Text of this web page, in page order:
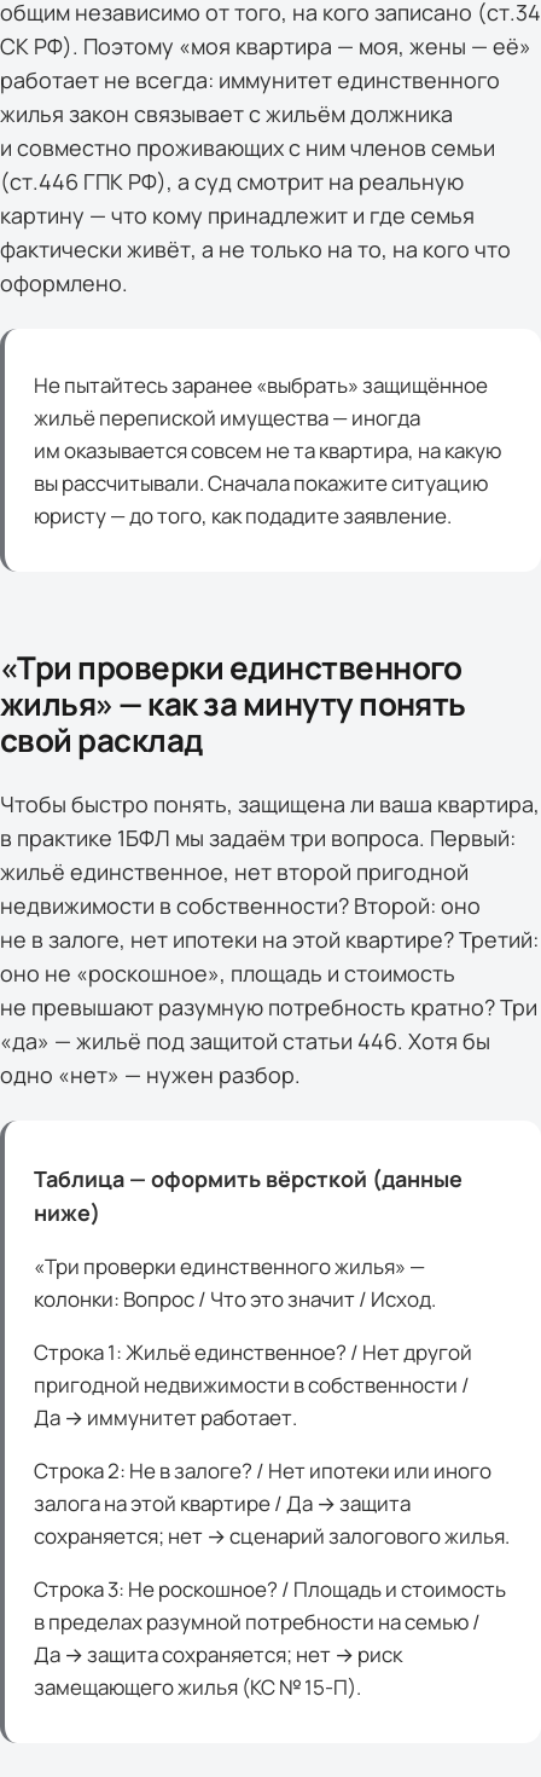
общим независимо от того, на кого записано (ст.34
СК РФ). Поэтому «моя квартира — моя, жены — её»
работает не всегда: иммунитет единственного
жилья закон связывает с жильём должника
и совместно проживающих с ним членов семьи
(ст.446 ГПК РФ), а суд смотрит на реальную
картину — что кому принадлежит и где семья
фактически живёт, а не только на то, на кого что
оформлено.
Не пытайтесь заранее «выбрать» защищённое
жильё перепиской имущества — иногда
им оказывается совсем не та квартира, на какую
вы рассчитывали. Сначала покажите ситуацию
юристу — до того, как подадите заявление.
«Три проверки единственного
жилья» — как за минуту понять
свой расклад
Чтобы быстро понять, защищена ли ваша квартира,
в практике 1БФЛ мы задаём три вопроса. Первый:
жильё единственное, нет второй пригодной
недвижимости в собственности? Второй: оно
не в залоге, нет ипотеки на этой квартире? Третий:
оно не «роскошное», площадь и стоимость
не превышают разумную потребность кратно? Три
«да» — жильё под защитой статьи 446. Хотя бы
одно «нет» — нужен разбор.
Таблица — оформить вёрсткой (данные
ниже)
«Три проверки единственного жилья» —
колонки: Вопрос / Что это значит / Исход.
Строка 1: Жильё единственное? / Нет другой
пригодной недвижимости в собственности /
Да → иммунитет работает.
Строка 2: Не в залоге? / Нет ипотеки или иного
залога на этой квартире / Да → защита
сохраняется; нет → сценарий залогового жилья.
Строка 3: Не роскошное? / Площадь и стоимость
в пределах разумной потребности на семью /
Да → защита сохраняется; нет → риск
замещающего жилья (КС № 15-П).